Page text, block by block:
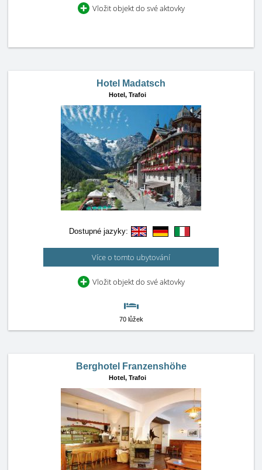
Vložit objekt do své aktovky
Hotel Madatsch
Hotel, Trafoi
Dostupné jazyky:
Více o tomto ubytování
Vložit objekt do své aktovky
70 lůžek
Berghotel Franzenshöhe
Hotel, Trafoi